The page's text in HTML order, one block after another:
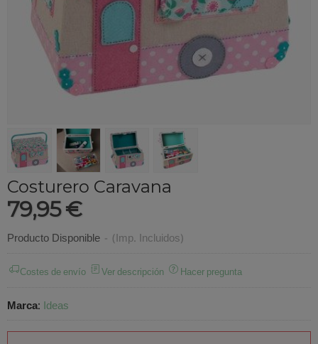
Costurero Caravana
79,95 €
Producto Disponible - (Imp. Incluidos)
Costes de envío Ver descripción Hacer pregunta
Marca: Ideas